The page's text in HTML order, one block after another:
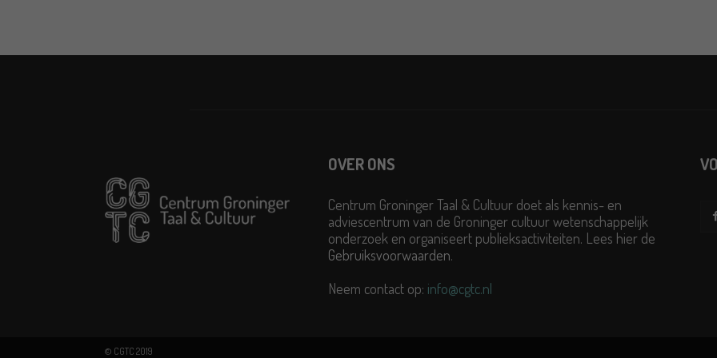
OVER ONS
Centrum Groninger Taal & Cultuur doet als kennis- en
adviescentrum van de Groninger cultuur wetenschappelijk
onderzoek en organiseert publieksactiviteiten. Lees hier de
Gebruiksvoorwaarden.
Neem contact op: info@cgtc.nl
© CGTC 2019